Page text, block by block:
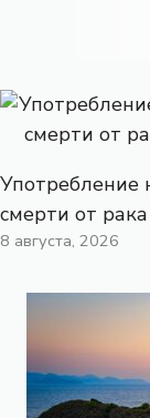
Употребление
смерти от
8 августа, 2026